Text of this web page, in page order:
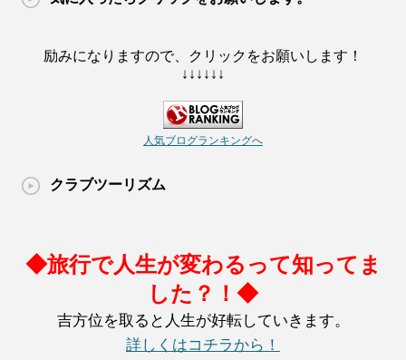
励みになりますので、クリックをお願いします！
↓↓↓↓↓↓
人気ブログランキングへ
クラブツーリズム
◆旅行で人生が変わるって知ってま
した？！◆
吉方位を取ると人生が好転していきます。
詳しくはコチラから！